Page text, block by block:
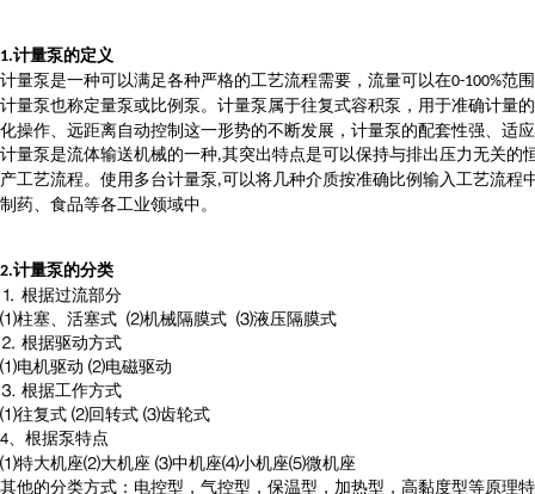
1.计量泵的定义
计量泵是一种可以满足各种严格的工艺流程需要，流量可以在0-100%范
计量泵也称定量泵或比例泵。计量泵属于往复式容积泵，用于准确计量
化操作、远距离自动控制这一形势的不断发展，计量泵的配套性强、适
计量泵是流体输送机械的一种,其突出特点是可以保持与排出压力无关的
产工艺流程。使用多台计量泵 ,可以将几种介质按准确比例输入工艺流程
制药、食品等各工业领域中。
2.计量泵的分类
⒈ 根据过流部分
⑴柱塞、活塞式 ⑵机械隔膜式 ⑶液压隔膜式
⒉ 根据驱动方式
⑴电机驱动 ⑵电磁驱动
⒊ 根据工作方式
⑴往复式 ⑵回转式 ⑶齿轮式
4、根据泵特点
⑴特大机座⑵大机座 ⑶中机座⑷小机座⑸微机座
其他的分类方式：电控型，气控型，保温型，加热型，高黏度型等原理